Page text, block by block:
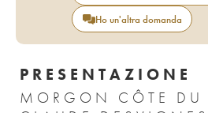
Ho un'altra domanda
PRESENTAZIONE
MORGON CÔTE DU